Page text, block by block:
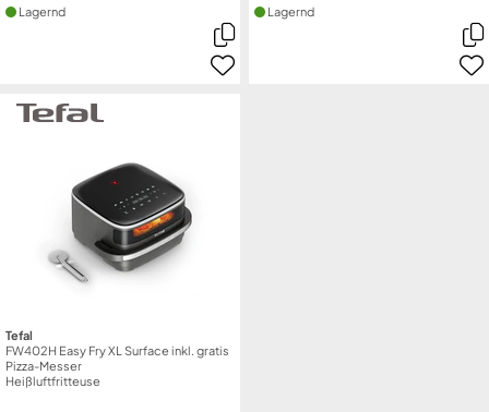
Lagernd Lagernd
Tefal
FW402H Easy Fry XL Surface inkl. gratis
Pizza-Messer
Heißluftfritteuse